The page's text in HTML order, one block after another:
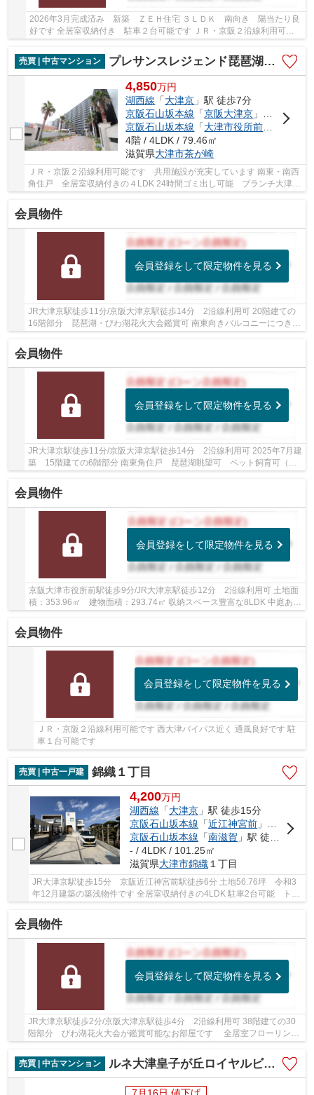
2026年3月完成済み 新築 ＺＥＨ住宅 ３ＬＤＫ 南向き 陽当たり良
好です 全居室収納付き 駐車２台可能です ＪＲ・京阪２沿線利用可能
売買 | 中古マンション
プレサンスレジェンド琵琶湖 B棟
4,850万円
湖西線 「大津京 」駅 徒歩7分
京阪石山坂本線 「京阪大津京 」駅 徒歩8分
京阪石山坂本線 「大津市役所前」駅 徒歩
4階 / 4LDK / 79.46㎡
滋賀県大津市茶が崎
ＪＲ・京阪２沿線利用可能です 共用施設が充実しています 南東・南西
角住戸 全居室収納付きの４LDK 24時間ゴミ出し可能 ブランチ大津京
会員物件
会員登録をして限定物件を見る
JR大津京駅徒歩11分/京阪大津京駅徒歩14分 2沿線利用可 20階建ての
16階部分 琵琶湖・びわ湖花火大会鑑賞可 南東向きバルコニーにつき眺
望・陽当り・通風良好 LDK広々19.8帖 浴室1坪...
会員物件
会員登録をして限定物件を見る
JR大津京駅徒歩11分/京阪大津京駅徒歩14分 2沿線利用可 2025年7月建
築 15階建ての6階部分 南東角住戸 琵琶湖眺望可 ペット飼育可（規
約細則有） 食洗機・浴室乾燥機・ミストサウナ...
会員物件
会員登録をして限定物件を見る
京阪大津市役所前駅徒歩9分/JR大津京駅徒歩12分 2沿線利用可 土地面
積：353.96㎡ 建物面積：293.74㎡ 収納スペース豊富な8LDK 中庭あ
り カーポート付き駐車スペースあり
会員物件
会員登録をして限定物件を見る
ＪＲ・京阪２沿線利用可能です 西大津バイパス近く 通風良好です 駐
車１台可能です
売買 | 中古一戸建 錦織１丁目
4,200万円
湖西線 「大津京 」駅 徒歩15分
京阪石山坂本線 「近江神宮前 」駅 徒歩6分
京阪石山坂本線 「南滋賀 」駅 徒歩16分
- / 4LDK / 101.25㎡
滋賀県大津市錦織１丁目
JR大津京駅徒歩15分 京阪近江神宮前駅徒歩6分 土地56.76坪 令和3
年12月建築の築浅物件です 全居室収納付きの4LDK 駐車2台可能 トイ
会員物件
会員登録をして限定物件を見る
JR大津京駅徒歩2分/京阪大津京駅徒歩4分 2沿線利用可 38階建ての30
階部分 びわ湖花火大会が鑑賞可能なお部屋です 全居室フローリン
売買 | 中古マンション
ルネ大津皇子が丘ロイヤルビュー